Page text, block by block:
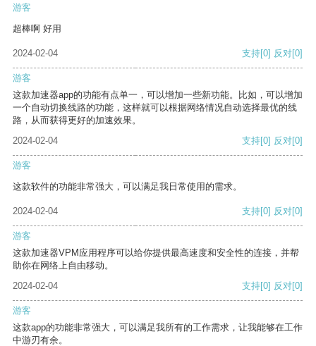
游客
超棒啊 好用
2024-02-04 支持[0] 反对[0]
游客
这款加速器app的功能有点单一，可以增加一些新功能。比如，可以增加
一个自动切换线路的功能，这样就可以根据网络情况自动选择最优的线
路，从而获得更好的加速效果。
2024-02-04
支持[0] 反对[0]
游客
这款软件的功能非常强大，可以满足我日常使用的需求。
2024-02-04 支持[0] 反对[0]
游客
这款加速器VPM应用程序可以给你提供最高速度和安全性的连接，并帮
助你在网络上自由移动。
2024-02-04
支持[0] 反对[0]
游客
这款app的功能非常强大，可以满足我所有的工作需求，让我能够在工作
中游刃有余。